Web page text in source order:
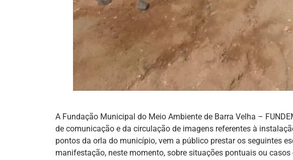
A Fundação Municipal do Meio Ambiente de Barra Velha –
de comunicação e da circulação de imagens referentes à
pontos da orla do município, vem a público prestar os seguintes
manifestação, neste momento, sobre situações pontuais ou casos